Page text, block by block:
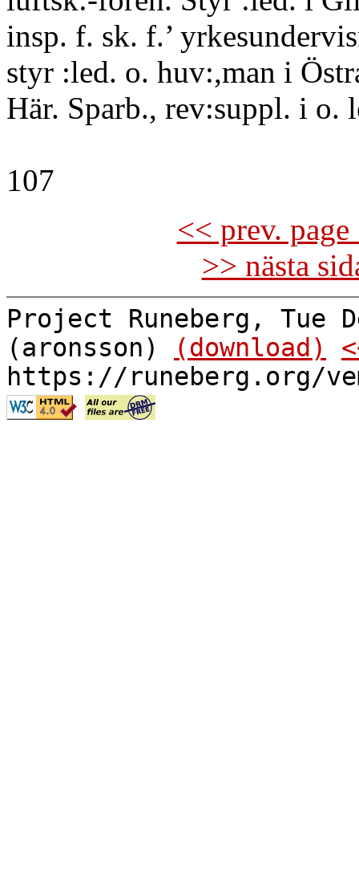
insp. f. sk. f.’
styr :led. o. huv:,man i
Här. Sparb., rev:suppl. i o.
107
<< prev.
>> nästa
Project Runeberg, Tue
(aronsson)
(download)
https://runeberg.org/